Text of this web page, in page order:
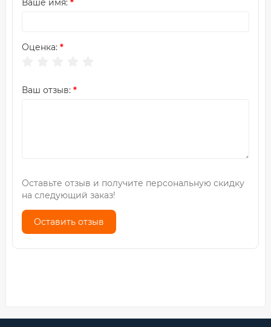
Ваше имя:
Оценка:
Ваш отзыв:
Оставьте отзыв и получите персональную скидку
на следующий заказ!
Оставить отзыв